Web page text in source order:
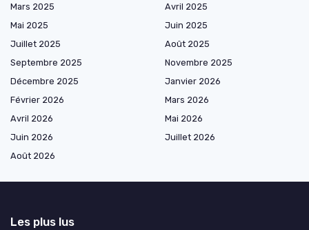
Mars 2025
Avril 2025
Mai 2025
Juin 2025
Juillet 2025
Août 2025
Septembre 2025
Novembre 2025
Décembre 2025
Janvier 2026
Février 2026
Mars 2026
Avril 2026
Mai 2026
Juin 2026
Juillet 2026
Août 2026
Les plus lus